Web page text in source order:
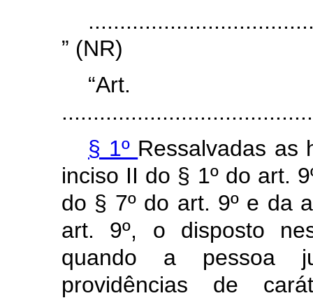
” (NR)
§ 1º Ressalvadas as
inciso II do § 1º do art.
do § 7º do art. 9º e da
art. 9º, o disposto
quando a pessoa
providências de